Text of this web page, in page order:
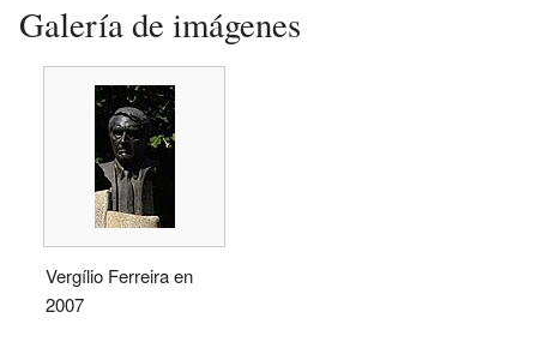
Galería de imágenes
Vergílio Ferreira en
2007